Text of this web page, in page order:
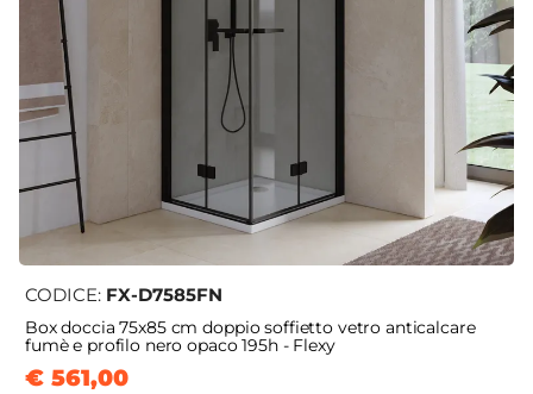
CODICE: FX-D7585FN
Box doccia 75x85 cm doppio soffietto vetro anticalcare
fumè e profilo nero opaco 195h - Flexy
€ 561,00